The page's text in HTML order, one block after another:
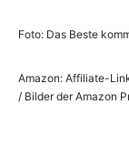
Foto: Das Beste
Amazon: Affiliate-
/ Bilder der Amazon